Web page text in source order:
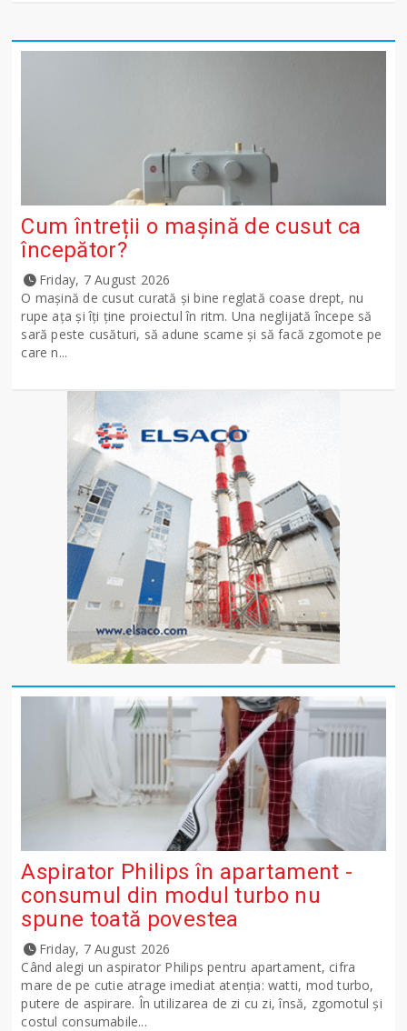
Cum întreții o mașină de cusut ca
începător?
Friday, 7 August 2026
O mașină de cusut curată și bine reglată coase drept, nu
rupe ața și îți ține proiectul în ritm. Una neglijată începe să
sară peste cusături, să adune scame și să facă zgomote pe
care n...
Aspirator Philips în apartament -
consumul din modul turbo nu
spune toată povestea
Friday, 7 August 2026
Când alegi un aspirator Philips pentru apartament, cifra
mare de pe cutie atrage imediat atenția: watti, mod turbo,
putere de aspirare. În utilizarea de zi cu zi, însă, zgomotul și
costul consumabile...